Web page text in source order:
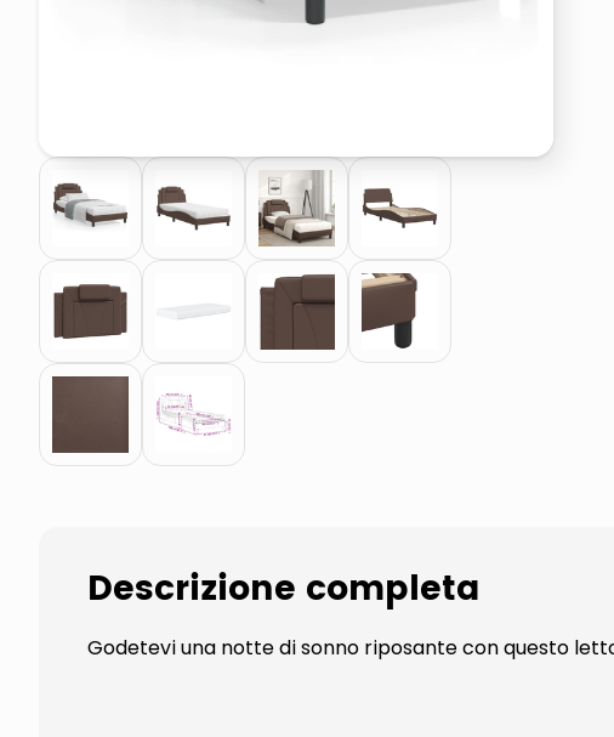
Descrizione completa
Godetevi una notte di sonno riposante con questo